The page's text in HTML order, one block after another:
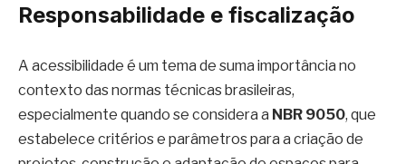
Responsabilidade e fiscalização
A acessibilidade é um tema de suma importância no
contexto das normas técnicas brasileiras,
especialmente quando se considera a NBR 9050, que
estabelece critérios e parâmetros para a criação de